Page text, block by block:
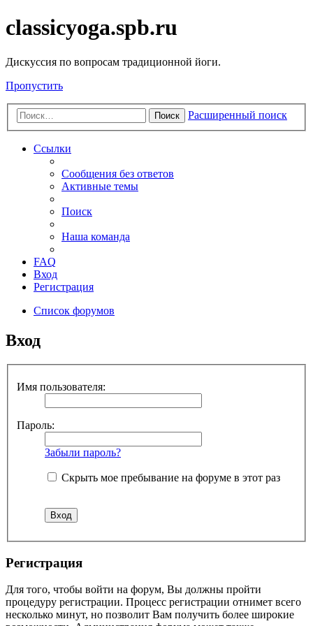
classicyoga.spb.ru
Дискуссия по вопросам традиционной йоги.
Пропустить
Поиск Расширенный поиск
Ссылки
Сообщения без ответов
Активные темы
Поиск
Наша команда
FAQ
Вход
Регистрация
Список форумов
Вход
Имя пользователя:
Пароль:
Забыли пароль?
Скрыть мое пребывание на форуме в этот раз
Регистрация
Для того, чтобы войти на форум, Вы должны пройти
процедуру регистрации. Процесс регистрации отнимет всего
несколько минут, но позволит Вам получить более широкие